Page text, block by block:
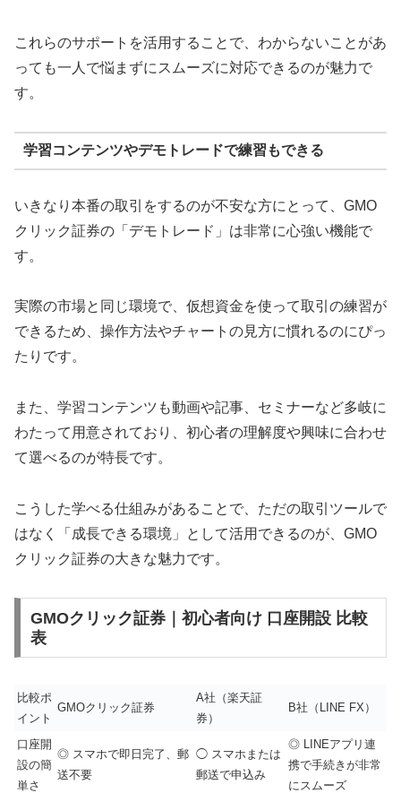
これらのサポートを活用することで、わからないことがあ
っても一人で悩まずにスムーズに対応できるのが魅力で
す。
学習コンテンツやデモトレードで練習もできる
いきなり本番の取引をするのが不安な方にとって、GMO
クリック証券の「デモトレード」は非常に心強い機能で
す。
実際の市場と同じ環境で、仮想資金を使って取引の練習が
できるため、操作方法やチャートの見方に慣れるのにぴっ
たりです。
また、学習コンテンツも動画や記事、セミナーなど多岐に
わたって用意されており、初心者の理解度や興味に合わせ
て選べるのが特長です。
こうした学べる仕組みがあることで、ただの取引ツールで
はなく「成長できる環境」として活用できるのが、GMO
クリック証券の大きな魅力です。
GMOクリック証券｜初心者向け 口座開設 比較
表
比較ポ
イント
GMOクリック証券
A社（楽天証
券）
B社（LINE FX）
口座開
設の簡
単さ
◎ スマホで即日完了、郵
送不要
◯ スマホまたは
郵送で申込み
◎ LINEアプリ連
携で手続きが非常
にスムーズ